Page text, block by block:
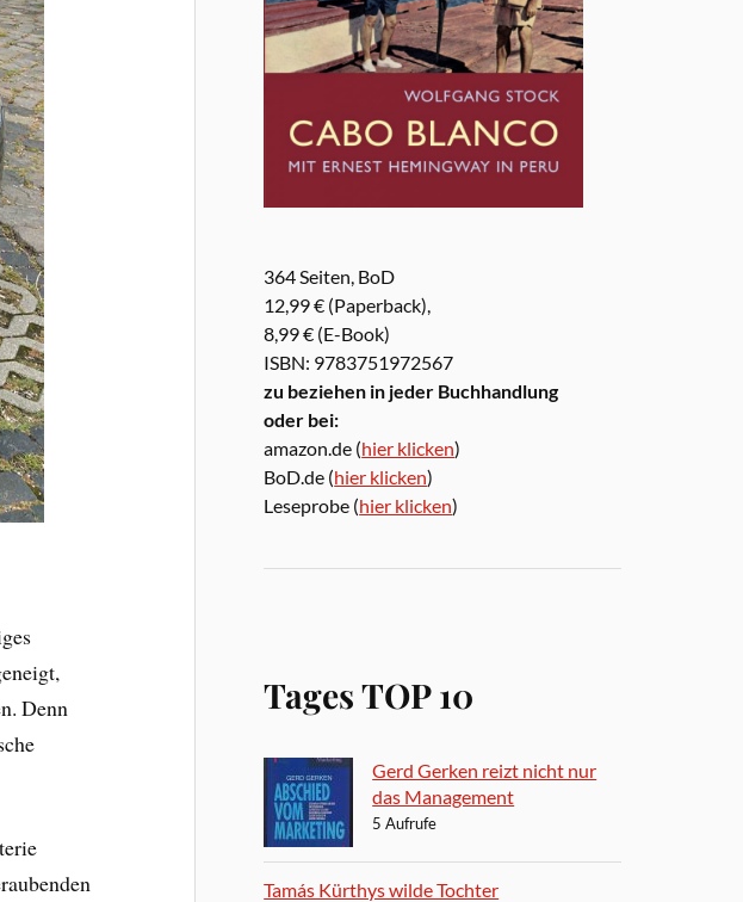
Denn
364 Seiten, BoD
12,99 € (Paperback),
8,99 € (E-Book)
ISBN: 9783751972567
zu beziehen in jeder Buchhandlung
oder bei:
amazon.de (hier klicken)
BoD.de (hier klicken)
Leseprobe (hier klicken)
Tages TOP 10
Gerd Gerken reizt nicht nur
das Management
5 Aufrufe
Tamás Kürthys wilde Tochter